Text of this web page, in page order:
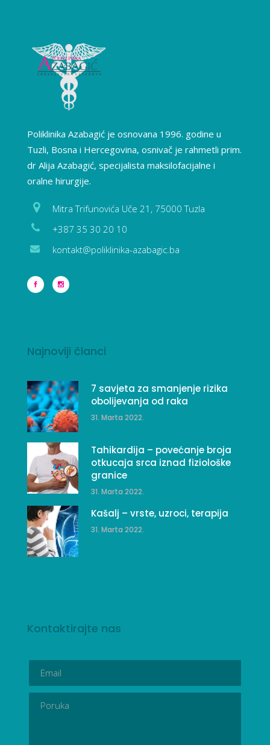
Poliklinika Azabagić je osnovana 1996. godine u
Tuzli, Bosna i Hercegovina, osnivač je rahmetli prim.
dr Alija Azabagić, specijalista maksilofacijalne i
oralne hirurgije.
Mitra Trifunovića Uče 21, 75000 Tuzla
+387 35 30 20 10
kontakt@poliklinika-azabagic.ba
Najnoviji članci
7 savjeta za smanjenje rizika
obolijevanja od raka
31. Marta 2022.
Tahikardija – povećanje broja
otkucaja srca iznad fiziološke
granice
31. Marta 2022.
Kašalj – vrste, uzroci, terapija
31. Marta 2022.
Kontaktirajte nas